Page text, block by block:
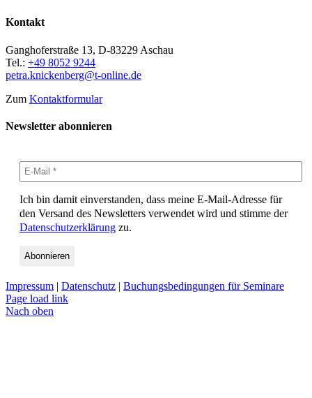
Kontakt
Ganghoferstraße 13, D-83229 Aschau
Tel.: +49 8052 9244
petra.knickenberg@t-online.de
Zum Kontaktformular
Newsletter abonnieren
Ich bin damit einverstanden, dass meine E-Mail-Adresse für
den Versand des Newsletters verwendet wird und stimme der
Datenschutzerklärung zu.
Impressum | Datenschutz | Buchungsbedingungen für Seminare
Page load link
Nach oben